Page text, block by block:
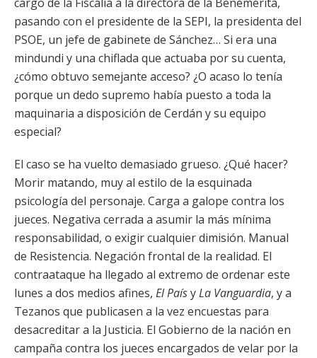
pasando con el presidente de la SEPI, la presidenta del
PSOE, un jefe de gabinete de Sánchez… Si era una
mindundi y una chiflada que actuaba por su cuenta,
¿cómo obtuvo semejante acceso? ¿O acaso lo tenía
porque un dedo supremo había puesto a toda la
maquinaria a disposición de Cerdán y su equipo
especial?
El caso se ha vuelto demasiado grueso. ¿Qué hacer?
Morir matando, muy al estilo de la esquinada
psicología del personaje. Carga a galope contra los
jueces. Negativa cerrada a asumir la más mínima
responsabilidad, o exigir cualquier dimisión. Manual
de Resistencia. Negación frontal de la realidad. El
contraataque ha llegado al extremo de ordenar este
lunes a dos medios afines, El PaísyLa Vanguardia, y a
Tezanos que publicasen a la vez encuestas para
desacreditar a la Justicia. El Gobierno de la nación en
campaña contra los jueces encargados de velar por la